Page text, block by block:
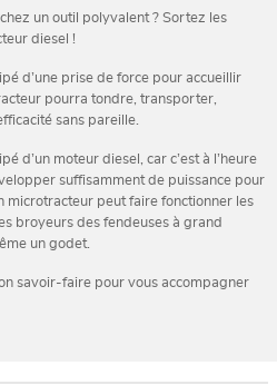
un outil polyvalent ? Sortez les
diesel !
d’une prise de force pour accueillir
pourra tondre, transporter,
sans pareille.
d’un moteur diesel, car c’est à l’heure
suffisamment de puissance pour
microtracteur peut faire fonctionner les
broyeurs des fendeuses à grand
un godet.
savoir-faire pour vous accompagner